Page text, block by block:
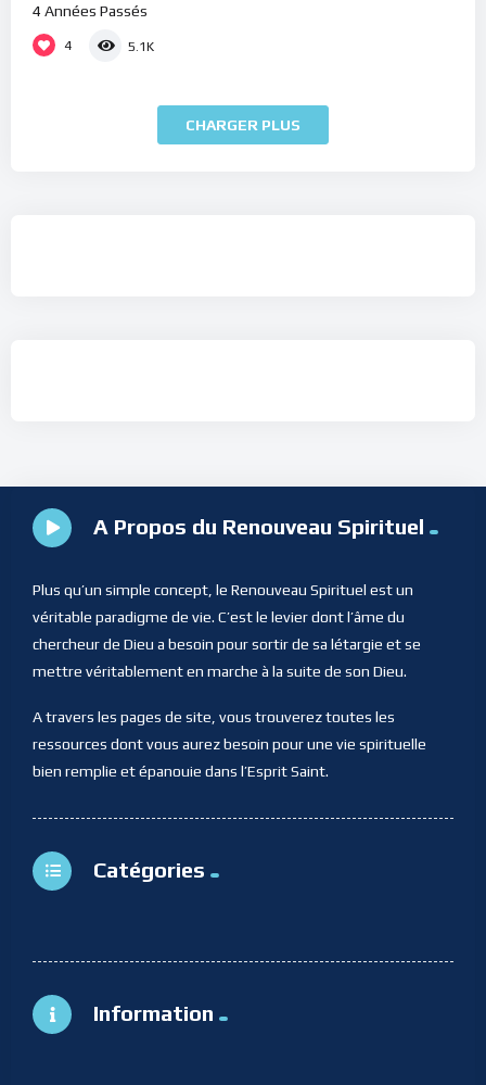
4 Années Passés
4 5.1K
CHARGER PLUS
A Propos du Renouveau Spirituel
Plus qu’un simple concept, le Renouveau Spirituel est un
véritable paradigme de vie. C’est le levier dont l’âme du
chercheur de Dieu a besoin pour sortir de sa létargie et se
mettre véritablement en marche à la suite de son Dieu.
A travers les pages de site, vous trouverez toutes les
ressources dont vous aurez besoin pour une vie spirituelle
bien remplie et épanouie dans l’Esprit Saint.
Catégories
Information